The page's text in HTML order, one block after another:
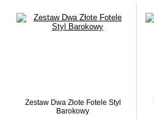
Zestaw Dwa Złote Fotele Styl
Barokowy